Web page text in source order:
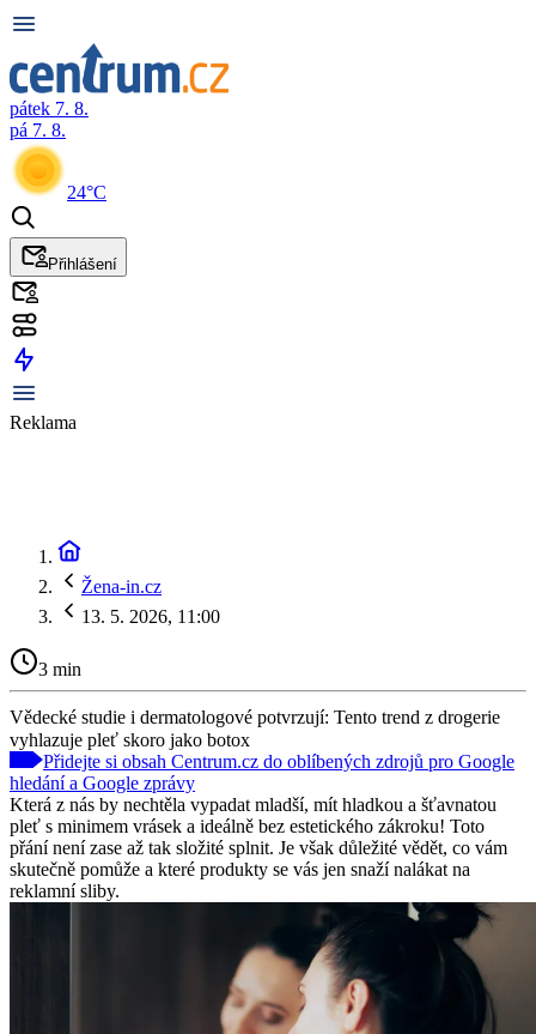
pátek 7. 8.
pá 7. 8.
24°C
Přihlášení
Reklama
Žena-in.cz
13. 5. 2026, 11:00
3 min
Vědecké studie i dermatologové potvrzují: Tento trend z drogerie
vyhlazuje pleť skoro jako botox
Přidejte si obsah Centrum.cz do oblíbených zdrojů pro Google
hledání a Google zprávy
Která z nás by nechtěla vypadat mladší, mít hladkou a šťavnatou
pleť s minimem vrásek a ideálně bez estetického zákroku! Toto
přání není zase až tak složité splnit. Je však důležité vědět, co vám
skutečně pomůže a které produkty se vás jen snaží nalákat na
reklamní sliby.